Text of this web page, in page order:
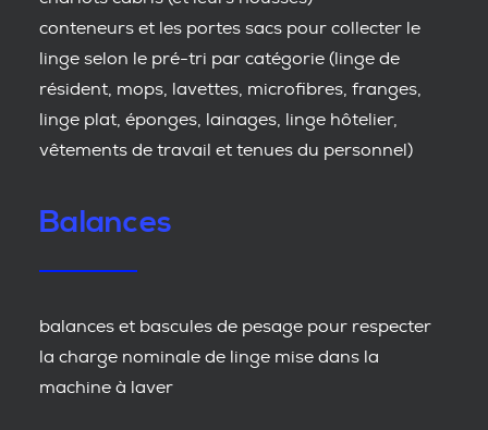
conteneurs et les portes sacs pour collecter le
linge selon le pré-tri par catégorie (linge de
résident, mops, lavettes, microfibres, franges,
linge plat, éponges, lainages, linge hôtelier,
vêtements de travail et tenues du personnel)
Balances
balances et bascules de pesage pour respecter
la charge nominale de linge mise dans la
machine à laver